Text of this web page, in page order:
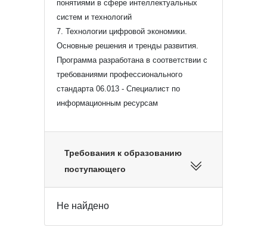
понятиями в сфере интеллектуальных
систем и технологий
7. Технологии цифровой экономики.
Основные решения и тренды развития.
Программа разработана в соответствии с
требованиями профессионального
стандарта 06.013 - Специалист по
информационным ресурсам
Требования к образованию
поступающего
Не найдено